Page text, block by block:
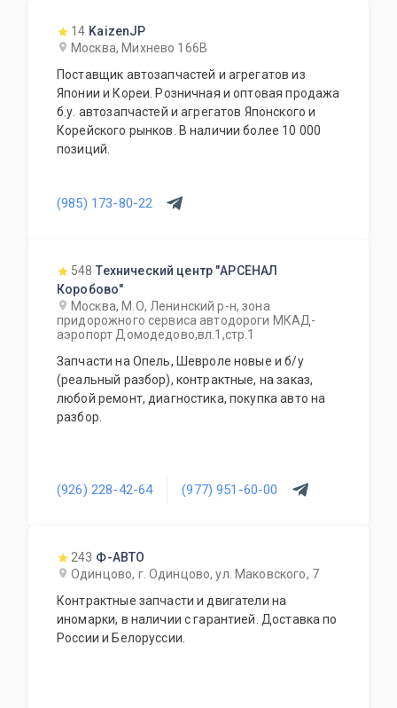
14 KaizenJP
Москва, Михнево 166В
Поставщик автозапчастей и агрегатов из
Японии и Кореи. Розничная и оптовая продажа
б.у. автозапчастей и агрегатов Японского и
Корейского рынков. В наличии более 10 000
позиций.
(985) 173-80-22
548 Технический центр "АРСЕНАЛ
Коробово"
Москва, М.О, Ленинский р-н, зона
придорожного сервиса автодороги МКАД-
аэропорт Домодедово,вл.1,стр.1
Запчасти на Опель, Шевроле новые и б/у
(реальный разбор), контрактные, на заказ,
любой ремонт, диагностика, покупка авто на
разбор.
(926) 228-42-64 (977) 951-60-00
243 Ф-АВТО
Одинцово, г. Одинцово, ул. Маковского, 7
Контрактные запчасти и двигатели на
иномарки, в наличии с гарантией. Доставка по
России и Белоруссии.